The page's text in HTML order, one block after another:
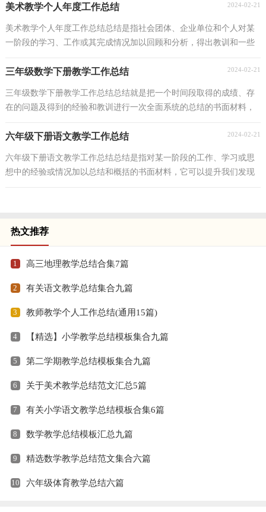
美术教学个人年度工作总结 2024-02-21
美术教学个人年度工作总结总结是指社会团体、企业单位和个人对某
一阶段的学习、工作或其完成情况加以回顾和分析，得出教训和一些
三年级数学下册教学工作总结 2024-02-21
三年级数学下册教学工作总结总结就是把一个时间段取得的成绩、存
在的问题及得到的经验和教训进行一次全面系统的总结的书面材料，
六年级下册语文教学工作总结 2024-02-21
六年级下册语文教学工作总结总结是指对某一阶段的工作、学习或思
想中的经验或情况加以总结和概括的书面材料，它可以提升我们发现
热文推荐
1 高三地理教学总结合集7篇
2 有关语文教学总结集合九篇
3 教师教学个人工作总结(通用15篇)
4 【精选】小学教学总结模板集合九篇
5 第二学期教学总结模板集合九篇
6 关于美术教学总结范文汇总5篇
7 有关小学语文教学总结模板合集6篇
8 数学教学总结模板汇总九篇
9 精选数学教学总结范文集合六篇
10 六年级体育教学总结六篇